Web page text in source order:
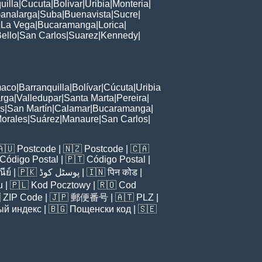
Cucuta Bolivar Uribia Monteria
Suba Buenavista Sucre
La Vega Bucaramanga Lorica
San Carlos Suarez Kennedy
Barranquilla Bolívar Cúcuta Uribia
Valledupar Santa Marta Pereira
San Martín Calamar Bucaramanga
Suárez Manaure San Carlos
Postcode | 🇳🇿 Postcode | 🇨🇦
Código Postal | 🇵🇹 Código Postal
ย์ | 🇵🇰 پوسٹل کوڈ | 🇮🇳पिन कोड
| 🇵🇱 Kod Pocztowy | 🇷🇴 Cod
ZIP Code | 🇯🇵 郵便番号 | 🇦🇹 PLZ
индекс | 🇧🇬 Пощенски код | 🇸🇪